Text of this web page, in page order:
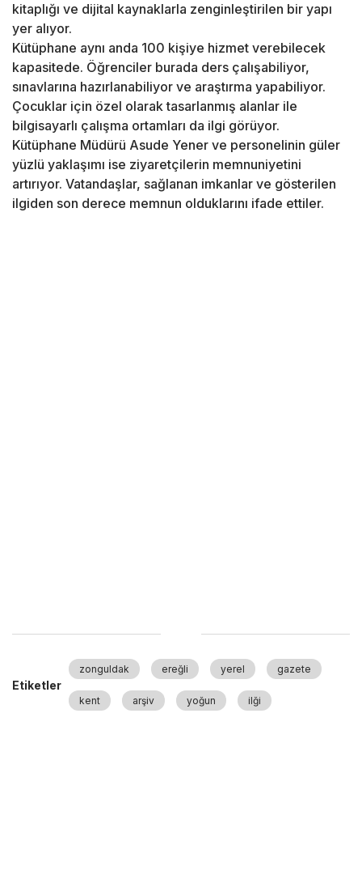
kitaplığı ve dijital kaynaklarla zenginleştirilen bir yapı
yer alıyor.
Kütüphane aynı anda 100 kişiye hizmet verebilecek
kapasitede. Öğrenciler burada ders çalışabiliyor,
sınavlarına hazırlanabiliyor ve araştırma yapabiliyor.
Çocuklar için özel olarak tasarlanmış alanlar ile
bilgisayarlı çalışma ortamları da ilgi görüyor.
Kütüphane Müdürü Asude Yener ve personelinin güler
yüzlü yaklaşımı ise ziyaretçilerin memnuniyetini
artırıyor. Vatandaşlar, sağlanan imkanlar ve gösterilen
ilgiden son derece memnun olduklarını ifade ettiler.
Etiketler
zonguldak ereğli yerel gazete
kent arşiv yoğun ilği